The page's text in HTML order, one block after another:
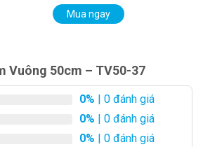
Được
xếp
hạng
Mua ngay
Vuông 50cm – TV50-37
0% | 0 đánh giá
0% | 0 đánh giá
0% | 0 đánh giá